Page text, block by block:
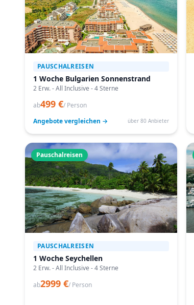
PAUSCHALREISEN
1 Woche Bulgarien Sonnenstrand
2 Erw. - All Inclusive - 4 Sterne
ab499 €/ Person
Angebote vergleichen →
über 80 Anbieter
Pauschalreisen
PAUSCHALREISEN
1 Woche Seychellen
2 Erw. - All Inclusive - 4 Sterne
ab2999 €/ Person